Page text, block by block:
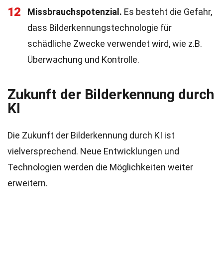
12 Missbrauchspotenzial. Es besteht die Gefahr,
dass Bilderkennungstechnologie für
schädliche Zwecke verwendet wird, wie z.B.
Überwachung und Kontrolle.
Zukunft der Bilderkennung durch
KI
Die Zukunft der Bilderkennung durch KI ist
vielversprechend. Neue Entwicklungen und
Technologien werden die Möglichkeiten weiter
erweitern.